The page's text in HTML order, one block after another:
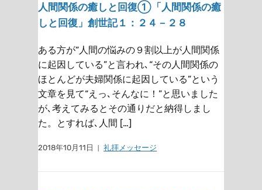
人間関係の癒しと回復①「人間関係の癒
しと回復」創世記１：２４－２８
ある方が“人間の悩みの９割以上が人間関係
に起因している”と言われ､“その人間関係の
ほとんどが夫婦関係に起因している”という
文章を見て“えっ､そんなに！”と思いました
が､考えてみるとその通りだと納得しまし
た。とすれば､人間 […]
2018年10月11日 礼拝メッセージ